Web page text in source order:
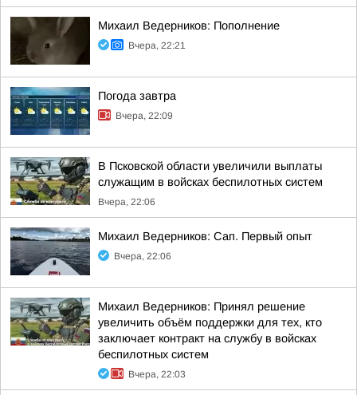
Михаил Ведерников: Пополнение
Вчера, 22:21
Погода завтра
Вчера, 22:09
В Псковской области увеличили выплаты
служащим в войсках беспилотных систем
Вчера, 22:06
Михаил Ведерников: Сап. Первый опыт
Вчера, 22:06
Михаил Ведерников: Принял решение
увеличить объём поддержки для тех, кто
заключает контракт на службу в войсках
беспилотных систем
Вчера, 22:03